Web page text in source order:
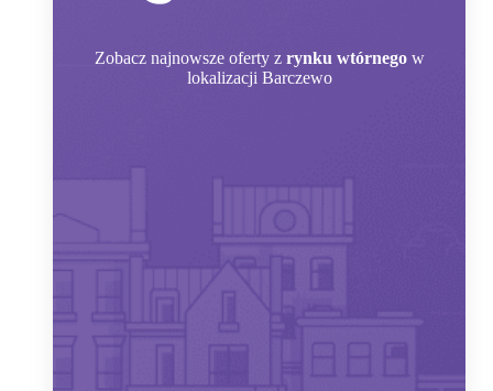
Zobacz najnowsze oferty z rynku wtórnego w
lokalizacji Barczewo